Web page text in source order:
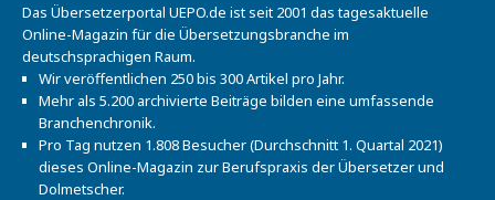
Das Übersetzerportal UEPO.de ist seit 2001 das tagesaktuelle
Online-Magazin für die Übersetzungsbranche im
deutschsprachigen Raum.
Wir veröffentlichen 250 bis 300 Artikel pro Jahr.
Mehr als 5.200 archivierte Beiträge bilden eine umfassende
Branchenchronik.
Pro Tag nutzen 1.808 Besucher (Durchschnitt 1. Quartal 2021)
dieses Online-Magazin zur Berufspraxis der Übersetzer und
Dolmetscher.